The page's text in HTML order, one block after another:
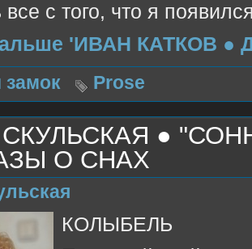
с того, что я
'ИВАН КАТКОВ ●
Prose
●
О СНАХ
КОЛЫБЕЛЬ